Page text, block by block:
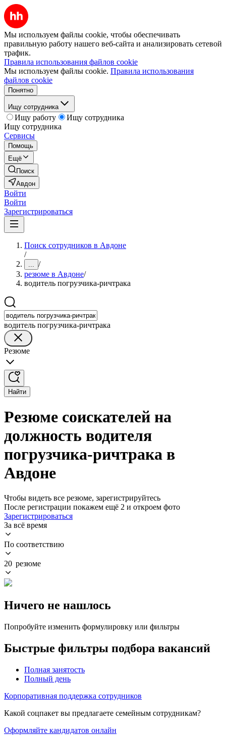
Мы используем файлы cookie, чтобы обеспечивать
правильную работу нашего веб-сайта и анализировать сетевой
трафик.
Правила использования файлов cookie
Мы используем файлы cookie. Правила использования
файлов cookie
Понятно
Ищу сотрудника
Ищу работу
Ищу сотрудника
Ищу сотрудника
Сервисы
Помощь
Ещё
Поиск
Авдон
Войти
Войти
Зарегистрироваться
Поиск сотрудников в Авдоне
/
... /
резюме в Авдоне/
водитель погрузчика-ричтрака
водитель погрузчика-ричтрака
Резюме
Найти
Резюме соискателей на
должность водителя
погрузчика-ричтрака в
Авдоне
Чтобы видеть все резюме, зарегистрируйтесь
После регистрации покажем ещё 2 и откроем фото
Зарегистрироваться
За всё время
По соответствию
20 резюме
Ничего не нашлось
Попробуйте изменить формулировку или фильтры
Быстрые фильтры подбора вакансий
Полная занятость
Полный день
Корпоративная поддержка сотрудников
Какой соцпакет вы предлагаете семейным сотрудникам?
Оформляйте кандидатов онлайн